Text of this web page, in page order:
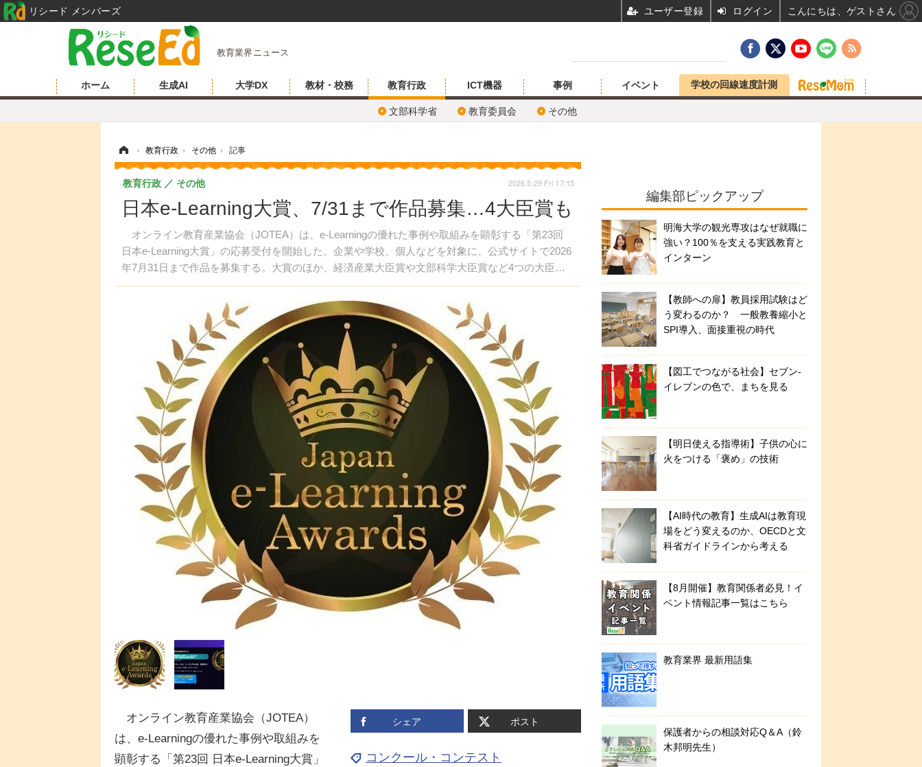
教育業界ニュース
ホーム 生成AI 大学DX 教材・校務 教育行政
文部科学省 教育委員会 その他
ICT機器 事例 イベント 学校の回線速度計測
› 教育行政 › その他 › 記事
日本e-Learning大賞、7/31まで作品募集…4大臣賞も
オンライン教育産業協会（JOTEA）は、e-Learningの優れた事例や取組みを顕彰する「第23回
日本e-Learning大賞」の応募受付を開始した。企業や学校、個人などを対象に、公式サイトで2026
年7月31日まで作品を募集する。大賞のほか、経済産業大臣賞や文部科学大臣賞など4つの大臣賞
が授与される。
教育行政 その他 2026.5.29 Fri 17:15
シェア ポスト
コンクール・コンテスト
オンライン教育産業協会（JOTEA）
は、e-Learningの優れた事例や取組みを
顕彰する「第23回 日本e-Learning大賞」
編集部ピックアップ
明海大学の観光専攻はなぜ就職に
強い？100％を支える実践教育と
インターン
【教師への扉】教員採用試験はど
う変わるのか？ 一般教養縮小と
SPI導入、面接重視の時代
【図工でつながる社会】セブン‐
イレブンの色で、まちを見る
【明日使える指導術】子供の心に
火をつける「褒め」の技術
【AI時代の教育】生成AIは教育現
場をどう変えるのか、OECDと文
科省ガイドラインから考える
【8月開催】教育関係者必見！イ
ベント情報記事一覧はこちら
教育業界 最新用語集
保護者からの相談対応Q＆A（鈴
木邦明先生）
リシード メンバーズ ユーザー登録 ログイン こんにちは、ゲストさん